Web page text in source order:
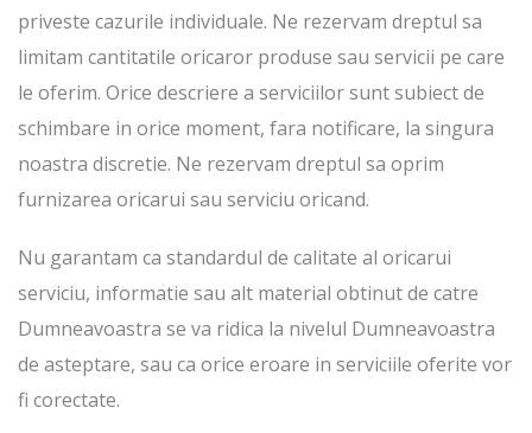
priveste cazurile individuale. Ne rezervam dreptul sa
limitam cantitatile oricaror produse sau servicii pe care
le oferim. Orice descriere a serviciilor sunt subiect de
schimbare in orice moment, fara notificare, la singura
noastra discretie. Ne rezervam dreptul sa oprim
furnizarea oricarui sau serviciu oricand.
Nu garantam ca standardul de calitate al oricarui
serviciu, informatie sau alt material obtinut de catre
Dumneavoastra se va ridica la nivelul Dumneavoastra
de asteptare, sau ca orice eroare in serviciile oferite vor
fi corectate.